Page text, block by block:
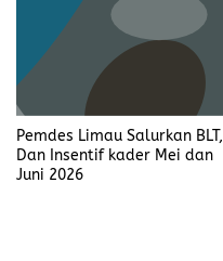
Pemdes Limau Salurkan BLT,
Dan Insentif kader Mei dan
Juni 2026